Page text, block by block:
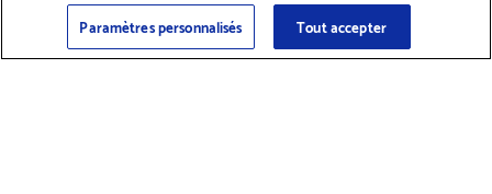
Inscription
Paramètres personnalisés Tout accepter